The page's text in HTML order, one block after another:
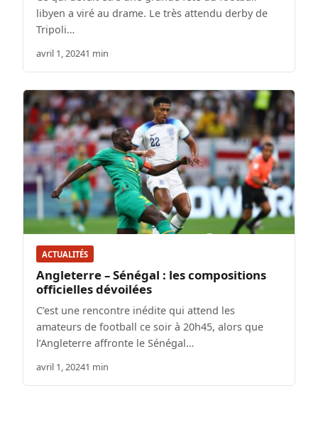
libyen a viré au drame. Le très attendu derby de
Tripoli…
avril 1, 20241 min
ACTUALITÉS
Angleterre – Sénégal : les compositions
officielles dévoilées
C’est une rencontre inédite qui attend les
amateurs de football ce soir à 20h45, alors que
l’Angleterre affronte le Sénégal…
avril 1, 20241 min